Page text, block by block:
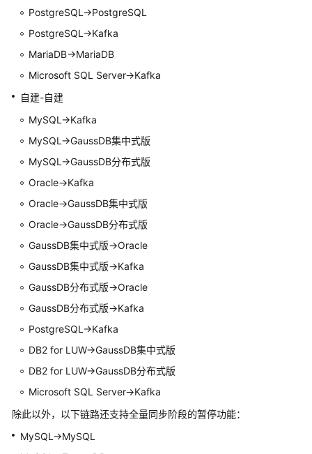
看
务
详
改
务
信
息
修
改
连
信
息
改
流
式
改
PostgreSQL->PostgreSQL
PostgreSQL->Kafka
MariaDB->MariaDB
Microsoft SQL Server->Kafka
自建-自建
MySQL->Kafka
MySQL->GaussDB集中式版
MySQL->GaussDB分布式版
Oracle->Kafka
Oracle->GaussDB集中式版
Oracle->GaussDB分布式版
GaussDB集中式版->Oracle
GaussDB集中式版->Kafka
GaussDB分布式版->Oracle
GaussDB分布式版->Kafka
PostgreSQL->Kafka
DB2 for LUW->GaussDB集中式版
DB2 for LUW->GaussDB分布式版
Microsoft SQL Server->Kafka
除此以外，以下链路还支持全量同步阶段的暂停功能：
MySQL->MySQL